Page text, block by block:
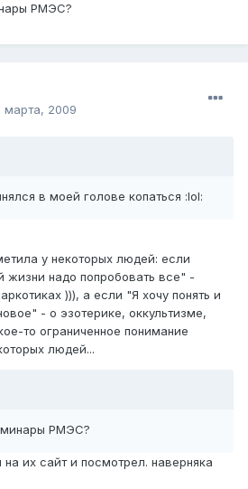
РМЭС?
марта, 2009
в моей голове копаться :lol:
у некоторых людей: если
жизни надо попробовать все" -
))), а если "Я хочу понять и
- о эзотерике, оккультизме,
то ограниченное понимание
людей...
РМЭС?
их сайт и посмотрел. наверняка